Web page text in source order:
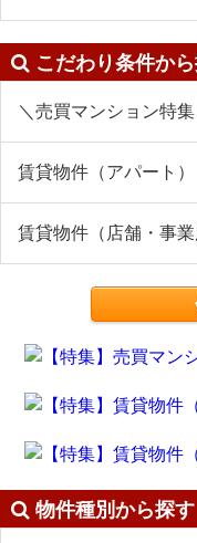
こだわり条件か
＼売買マンション特集
賃貸物件（アパート）
賃貸物件（店舗・事業
物件種別から探す